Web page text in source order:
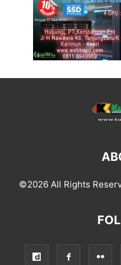
©2026 All Rights